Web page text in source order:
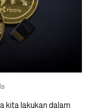
kita lakukan dalam